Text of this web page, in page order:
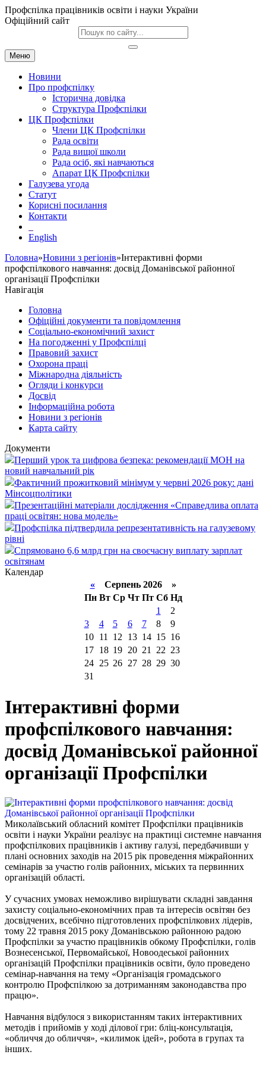
Профспілка працівників освіти і науки України
Офіційний сайт
Меню
Новини
Про профспілку
Історична довідка
Структура Профспілки
ЦК Профспілки
Члени ЦК Профспілки
Рада освіти
Рада вищої школи
Рада осіб, які навчаються
Апарат ЦК Профспілки
Галузева угода
Статут
Корисні посилання
Контакти
English
Головна»Новини з регіонів»Інтерактивні форми
профспілкового навчання: досвід Доманівської районної
організації Профспілки
Навігація
Головна
Офіційні документи та повідомлення
Соціально-економічний захист
На погодженні у Профспілці
Правовий захист
Охорона праці
Міжнародна діяльність
Огляди і конкурси
Досвід
Інформаційна робота
Новини з регіонів
Карта сайту
Документи
Перший урок та цифрова безпека: рекомендації МОН на
новий навчальний рік
Фактичний прожитковий мінімум у червні 2026 року: дані
Мінсоцполітики
Презентаційні матеріали дослідження «Справедлива оплата
праці освітян: нова модель»
Профспілка підтвердила репрезентативність на галузевому
рівні
Спрямовано 6,6 млрд грн на своєчасну виплату зарплат
освітянам
Календар
«Серпень 2026 »
Пн Вт Ср Чт Пт Сб Нд
1
2
3
4 5 6 7 8
9
10
11 12 13 14 15 16
17
18 19 20 21 22 23
24
25 26 27 28 29 30
31
Інтерактивні форми
профспілкового навчання:
досвід Доманівської районної
організації Профспілки
Миколаївський обласний комітет Профспілки працівників
освіти і науки України реалізує на практиці системне навчання
профспілкових працівників і активу галузі, передбачивши у
плані основних заходів на 2015 рік проведення міжрайонних
семінарів за участю голів районних, міських та первинних
організацій області.
У сучасних умовах неможливо вирішувати складні завдання
захисту соціально-економічних прав та інтересів освітян без
досвідчених, всебічно підготовлених профспілкових лідерів,
тому 22 травня 2015 року Доманівською районною радою
Профспілки за участю працівників обкому Профспілки, голів
Вознесенської, Первомайської, Новоодеської районних
організацій Профспілки працівників освіти, було проведено
семінар-навчання на тему «Організація громадського
контролю Профспілкою за дотриманням законодавства про
працю».
Навчання відбулося з використанням таких інтерактивних
методів і прийомів у ході ділової гри: бліц-консультація,
«обличчя до обличчя», «килимок ідей», робота в групах та
інших.